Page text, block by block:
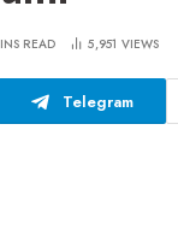
READ 5,951 VIEWS
Telegram